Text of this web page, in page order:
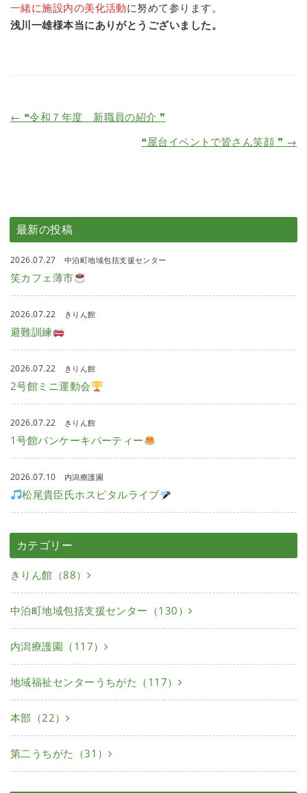
一緒に施設内の美化活動に努めて参ります。
浅川一雄様本当にありがとうございました。
← ❝令和７年度 新職員の紹介 ❞
❝屋台イベントで皆さん笑顔 ❞ →
最新の投稿
2026.07.27 中泊町地域包括支援センター
笑カフェ薄市
2026.07.22 きりん館
避難訓練
2026.07.22 きりん館
2号館ミニ運動会
2026.07.22 きりん館
1号館パンケーキパーティー
2026.07.10 内潟療護園
松尾貴臣氏ホスピタルライブ
カテゴリー
きりん館（88）
中泊町地域包括支援センター（130）
内潟療護園（117）
地域福祉センターうちがた（117）
本部（22）
第二うちがた（31）